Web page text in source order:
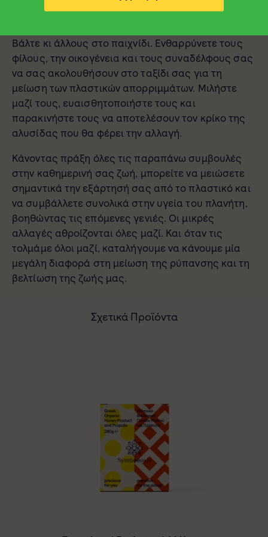
Βάλτε κι άλλους στο παιχνίδι. Ενθαρρύνετε τους
φίλους, την οικογένεια και τους συναδέλφους σας
να σας ακολουθήσουν στο ταξίδι σας για τη
μείωση των πλαστικών απορριμμάτων. Μιλήστε
μαζί τους, ευαισθητοποιήστε τους και
παρακινήστε τους να αποτελέσουν τον κρίκο της
αλυσίδας που θα φέρει την αλλαγή.
Κάνοντας πράξη όλες τις παραπάνω συμβουλές
στην καθημερινή σας ζωή, μπορείτε να μειώσετε
σημαντικά την εξάρτησή σας από το πλαστικό και
να συμβάλλετε συνολικά στην υγεία του πλανήτη,
βοηθώντας τις επόμενες γενιές. Οι μικρές
αλλαγές αθροίζονται όλες μαζί. Και όταν τις
τολμάμε όλοι μαζί, καταλήγουμε να κάνουμε μία
μεγάλη διαφορά στη μείωση της ρύπανσης και τη
βελτίωση της ζωής μας.
Σχετικά Προϊόντα